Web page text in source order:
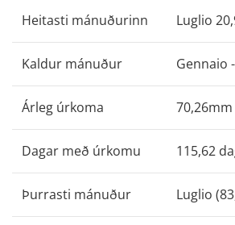
Heitasti mánuðurinn Luglio
Kaldur mánuður Gennaio -
Árleg úrkoma 70,26mm
Dagar með úrkomu 115,62
Þurrasti mánuður Luglio